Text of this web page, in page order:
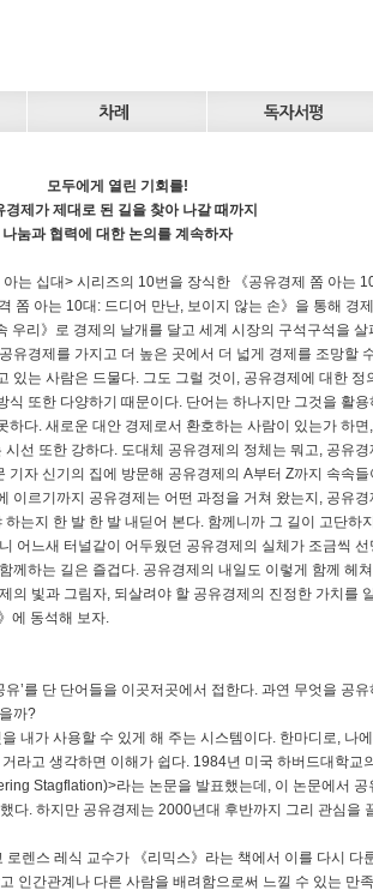
모두에게 열린 기회를!
경제가 제대로 된 길을 찾아 나갈 때까지
나눔과 협력에 대한 논의를 계속하자
는 십대> 시리즈의 10번을 장식한 《공유경제 쫌 아는
쫌 아는 10대: 드디어 만난, 보이지 않는 손》을 통해 경
우리》로 경제의 날개를 달고 세계 시장의 구석구석을
유경제를 가지고 더 높은 곳에서 더 넓게 경제를 조망할
있는 사람은 드물다. 그도 그럴 것이, 공유경제에 대한
또한 다양하기 때문이다. 단어는 하나지만 그것을 활
다. 새로운 대안 경제로서 환호하는 사람이 있는가 하면
선 또한 강하다. 도대체 공유경제의 정체는 뭐고, 공유
자 신기의 집에 방문해 공유경제의 A부터 Z까지 속속
이르기까지 공유경제는 어떤 과정을 거쳐 왔는지, 공유
는지 한 발 한 발 내딛어 본다. 함께니까 그 길이 고단하
어느새 터널같이 어두웠던 공유경제의 실체가 조금씩
께하는 길은 즐겁다. 공유경제의 내일도 이렇게 함께 헤
의 빛과 그림자, 되살려야 할 공유경제의 진정한 가치를
에 동석해 보자.
’를 단 단어들을 이곳저곳에서 접한다. 과연 무엇을 공
까?
내가 사용할 수 있게 해 주는 시스템이다. 한마디로, 나
라고 생각하면 이해가 쉽다. 1984년 미국 하버드대학교
Stagflation)>라는 논문을 발표했는데, 이 논문에서 공
다. 하지만 공유경제는 2000년대 후반까지 그리 관심을
렌스 레식 교수가 《리믹스》라는 책에서 이를 다시 다
인간관계나 다른 사람을 배려함으로써 느낄 수 있는 만